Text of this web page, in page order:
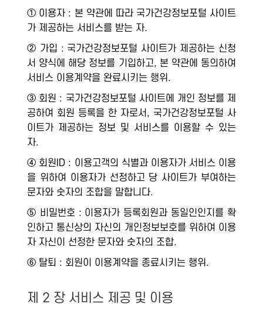
① 이용자 : 본 약관에 따라 국가건강정보포털 사이트
가 제공하는 서비스를 받는 자.
② 가입 : 국가건강정보포털 사이트가 제공하는 신청
서 양식에 해당 정보를 기입하고, 본 약관에 동의하여
서비스 이용계약을 완료시키는 행위.
③ 회원 : 국가건강정보포털 사이트에 개인 정보를 제
공하여 회원 등록을 한 자로서, 국가건강정보포털 사
이트가 제공하는 정보 및 서비스를 이용할 수 있는
자.
④ 회원ID : 이용고객의 식별과 이용자가 서비스 이용
을 위하여 이용자가 선정하고 당 사이트가 부여하는
문자와 숫자의 조합을 말합니다.
⑤ 비밀번호 : 이용자가 등록회원과 동일인인지를 확
인하고 통신상의 자신의 개인정보보호를 위하여 이용
자 자신이 선정한 문자와 숫자의 조합.
⑥ 탈퇴 : 회원이 이용계약을 종료시키는 행위.
제 2 장 서비스 제공 및 이용